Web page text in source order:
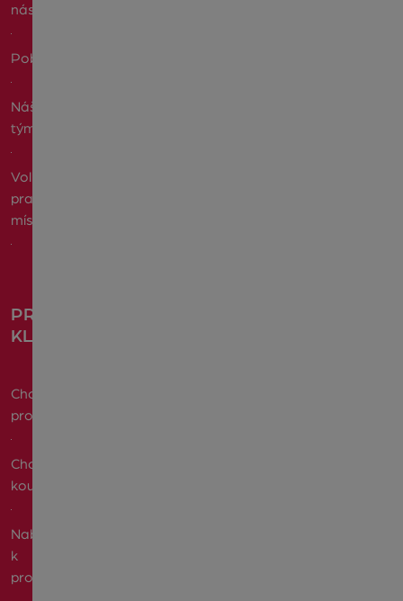
nás
Pobočky
Náš
tým
Volná
pracovní
místa
PRO
KLIENTY
Chci
prodat
Chci
koupit
Nabízím
k
pronájmu